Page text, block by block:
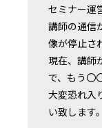
セミナー運
講師の通信
像が停止さ
現在、講師
で、もう〇
大変恐れ入
い致します。